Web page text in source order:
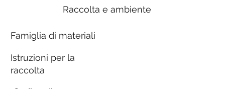
Raccolta e ambiente
Famiglia di materiali
Istruzioni per la
raccolta